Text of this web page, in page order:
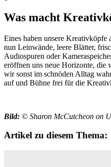
Was macht
Eines haben unsere Kreativköpfe
nun Leinwände, leere Blätter,
Audiospuren oder
eröffnen uns neue Horizonte, die
wir sonst im schnöden Alltag
auf und Bühne frei für die
Bild: © Sharon McCutcheon on
Artikel zu diesem Thema: